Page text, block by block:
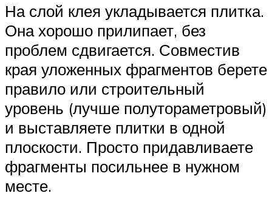
На слой клея укладывается плитка.
Она хорошо прилипает, без
проблем сдвигается. Совместив
края уложенных фрагментов берете
правило или строительный
уровень (лучше полутораметровый)
и выставляете плитки в одной
плоскости. Просто придавливаете
фрагменты посильнее в нужном
месте.